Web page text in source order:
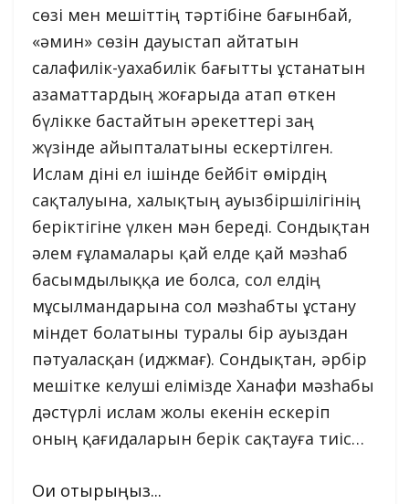
сөзі мен мешіттің тәртібіне бағынбай,
«әмин» сөзін дауыстап айтатын
салафилік-уахабилік бағытты ұстанатын
азаматтардың жоғарыда атап өткен
бүлікке бастайтын әрекеттері заң
жүзінде айыпталатыны ескертілген.
Ислам діні ел ішінде бейбіт өмірдің
сақталуына, халықтың ауызбіршілігінің
беріктігіне үлкен мән береді. Сондықтан
әлем ғұламалары қай елде қай мәзһаб
басымдылыққа ие болса, сол елдің
мұсылмандарына сол мәзһабты ұстану
міндет болатыны туралы бір ауыздан
пәтуаласқан (иджмағ). Сондықтан, әрбір
мешітке келуші елімізде Ханафи мәзһабы
дәстүрлі ислам жолы екенін ескеріп
оның қағидаларын берік сақтауға тиіс…
Оқи отырыңыз...